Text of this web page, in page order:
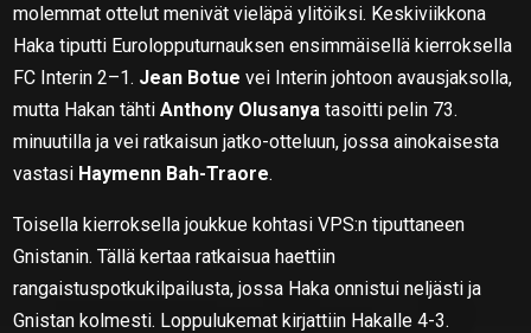
molemmat ottelut menivät vieläpä ylitöiksi. Keskiviikkona
Haka tiputti Eurolopputurnauksen ensimmäisellä kierroksella
FC Interin 2–1. Jean Botue vei Interin johtoon avausjaksolla,
mutta Hakan tähtiAnthony Olusanyatasoitti pelin 73.
minuutilla ja vei ratkaisun jatko-otteluun, jossa ainokaisesta
vastasi Haymenn Bah-Traore.
Toisella kierroksella joukkue kohtasi VPS:n tiputtaneen
Gnistanin. Tällä kertaa ratkaisua haettiin
rangaistuspotkukilpailusta, jossa Haka onnistui neljästi ja
Gnistan kolmesti. Loppulukemat kirjattiin Hakalle 4-3.